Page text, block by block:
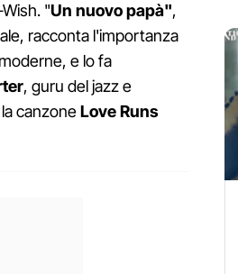
"Un nuovo papà",
racconta l'importanza
e lo fa
, guru del jazz e
canzoneLoveRuns